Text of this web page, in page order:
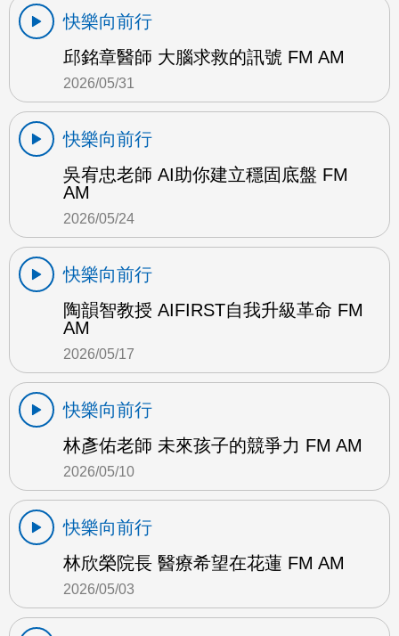
快樂向前行
邱銘章醫師 大腦求救的訊號 FM AM
2026/05/31
快樂向前行
吳宥忠老師 AI助你建立穩固底盤 FM
AM
2026/05/24
快樂向前行
陶韻智教授 AIFIRST自我升級革命 FM
AM
2026/05/17
快樂向前行
林彥佑老師 未來孩子的競爭力 FM AM
2026/05/10
快樂向前行
林欣榮院長 醫療希望在花蓮 FM AM
2026/05/03